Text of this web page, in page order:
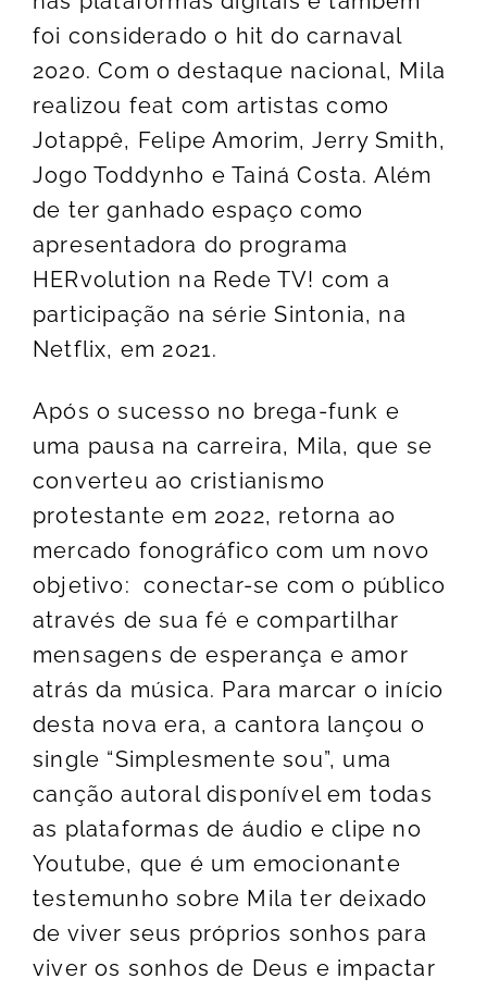
foi considerado o hit do carnaval
2020. Com o destaque nacional, Mila
realizou feat com artistas como
Jotappê, Felipe Amorim, Jerry Smith,
Jogo Toddynho e Tainá Costa. Além
de ter ganhado espaço como
apresentadora do programa
HERvolution na Rede TV! com a
participação na série Sintonia, na
Netflix, em 2021.
Após o sucesso no brega-funk e
uma pausa na carreira, Mila, que se
converteu ao cristianismo
protestante em 2022, retorna ao
mercado fonográfico com um novo
objetivo: conectar-se com o público
através de sua fé e compartilhar
mensagens de esperança e amor
atrás da música. Para marcar o início
desta nova era, a cantora lançou o
single “Simplesmente sou”, uma
canção autoral disponível em todas
as plataformas de áudio e clipe no
Youtube, que é um emocionante
testemunho sobre Mila ter deixado
de viver seus próprios sonhos para
viver os sonhos de Deus e impactar